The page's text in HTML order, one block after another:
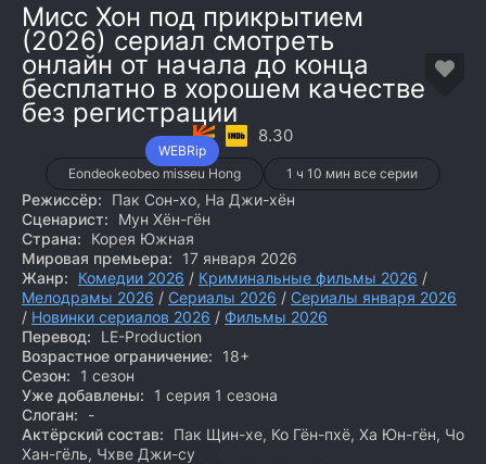
Мисс Хон под прикрытием
(2026) сериал смотреть
онлайн от начала до конца
бесплатно в хорошем качестве
без регистрации
WEBRip
8.30
Eondeokeobeo misseu Hong 1 ч 10 мин все серии
Режиссёр:
Пак Сон-хо, На Джи-хён
Сценарист:
Мун Хён-гён
Страна:
Корея Южная
Мировая премьера:
17 января 2026
Жанр:
Комедии 2026 / Криминальные фильмы 2026 /
Мелодрамы 2026 / Сериалы 2026 / Сериалы января 2026
/ Новинки сериалов 2026 / Фильмы 2026
Перевод:
LE-Production
Возрастное ограничение:
18+
Сезон:
1 сезон
Уже добавлены:
1 серия 1 сезона
Слоган:
-
Актёрский состав:
Пак Щин-хе, Ко Гён-пхё, Ха Юн-гён, Чо
Хан-гёль, Чхве Джи-су